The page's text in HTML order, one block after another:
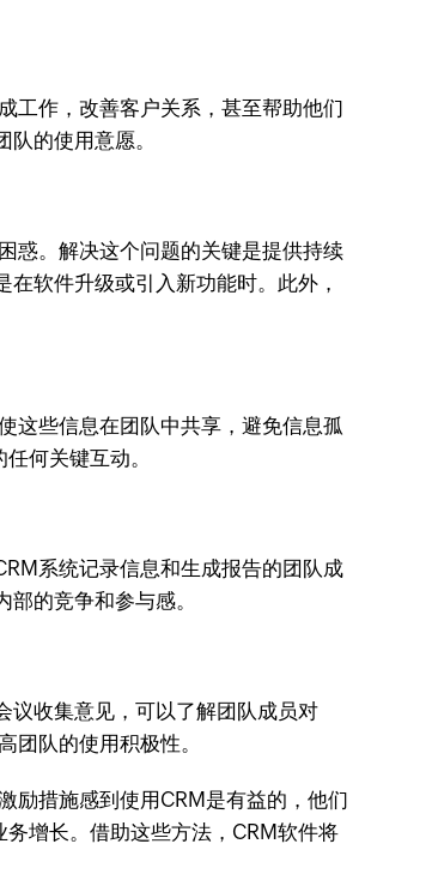
工作，改善客户关系，甚至帮助他们
的使用意愿。
惑。解决这个问题的关键是提供持续
软件升级或引入新功能时。此外，
这些信息在团队中共享，避免信息孤
何关键互动。
系统记录信息和生成报告的团队成
的竞争和参与感。
议收集意见，可以了解团队成员对
团队的使用积极性。
励措施感到使用CRM是有益的，他们
增长。借助这些方法，CRM软件将